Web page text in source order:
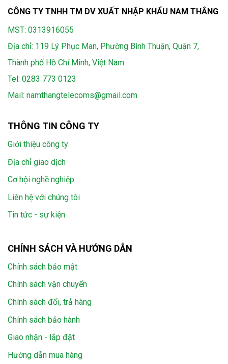
CÔNG TY TNHH TM DV XUẤT NHẬP KHẨU NAM THẮNG
MST: 0313916055
Địa chỉ: 119 Lý Phục Man, Phường Bình Thuận, Quận 7,
Thành phố Hồ Chí Minh, Việt Nam
Tel: 0283 773 0123
Mail: namthangtelecoms@gmail.com
THÔNG TIN CÔNG TY
Giới thiệu công ty
Địa chỉ giao dịch
Cơ hội nghề nghiệp
Liên hệ với chúng tôi
Tin tức - sự kiện
CHÍNH SÁCH VÀ HƯỚNG DẪN
Chính sách bảo mật
Chính sách vận chuyển
Chính sách đổi, trả hàng
Chính sách bảo hành
Giao nhận - lắp đặt
Hướng dẫn mua hàng